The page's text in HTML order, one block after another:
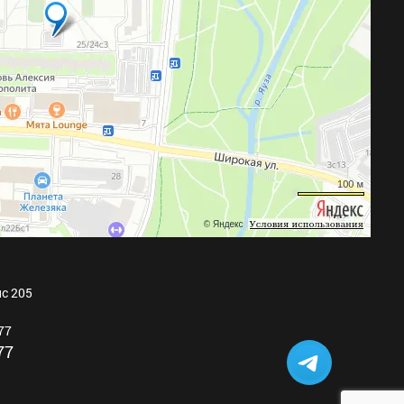
205